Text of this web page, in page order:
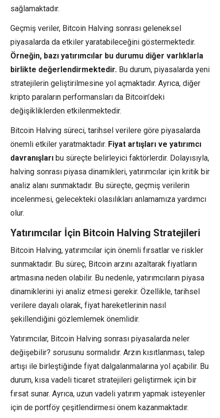
sağlamaktadır.
Geçmiş veriler, Bitcoin Halving sonrası geleneksel
piyasalarda da etkiler yaratabileceğini göstermektedir.
Örneğin, bazı yatırımcılar bu durumu diğer varlıklarla
birlikte değerlendirmektedir. Bu durum, piyasalarda yeni
stratejilerin geliştirilmesine yol açmaktadır. Ayrıca, diğer
kripto paraların performansları da Bitcoin’deki
değişikliklerden etkilenmektedir.
Bitcoin Halving süreci, tarihsel verilere göre piyasalarda
önemli etkiler yaratmaktadır. Fiyat artışları ve yatırımcı
davranışları bu süreçte belirleyici faktörlerdir. Dolayısıyla,
halving sonrası piyasa dinamikleri, yatırımcılar için kritik bir
analiz alanı sunmaktadır. Bu süreçte, geçmiş verilerin
incelenmesi, gelecekteki olasılıkları anlamamıza yardımcı
olur.
Yatırımcılar İçin Bitcoin Halving Stratejileri
Bitcoin Halving, yatırımcılar için önemli fırsatlar ve riskler
sunmaktadır. Bu süreç, Bitcoin arzını azaltarak fiyatların
artmasına neden olabilir. Bu nedenle, yatırımcıların piyasa
dinamiklerini iyi analiz etmesi gerekir. Özellikle, tarihsel
verilere dayalı olarak, fiyat hareketlerinin nasıl
şekillendiğini gözlemlemek önemlidir.
Yatırımcılar, Bitcoin Halving sonrası piyasalarda neler
değişebilir? sorusunu sormalıdır. Arzın kısıtlanması, talep
artışı ile birleştiğinde fiyat dalgalanmalarına yol açabilir. Bu
durum, kısa vadeli ticaret stratejileri geliştirmek için bir
fırsat sunar. Ayrıca, uzun vadeli yatırım yapmak isteyenler
için de portföy çeşitlendirmesi önem kazanmaktadır.